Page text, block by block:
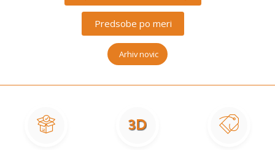
Predsobe po meri
Arhiv novic